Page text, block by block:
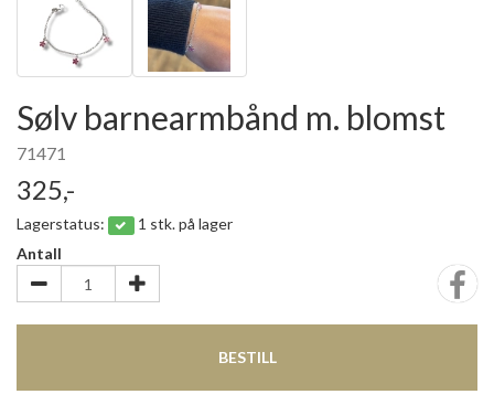
Sølv barnearmbånd m. blomst
71471
325,-
Lagerstatus:
1 stk. på lager
Antall
BESTILL